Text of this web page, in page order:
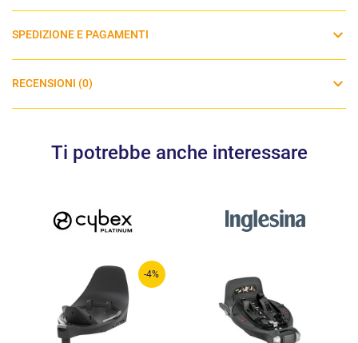
SPEDIZIONE E PAGAMENTI
RECENSIONI (0)
Ti potrebbe anche interessare
-4%